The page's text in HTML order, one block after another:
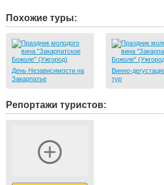
Похожие туры:
День Независимости на
Закарпатье
Винно-
тур
Репортажи туристов: